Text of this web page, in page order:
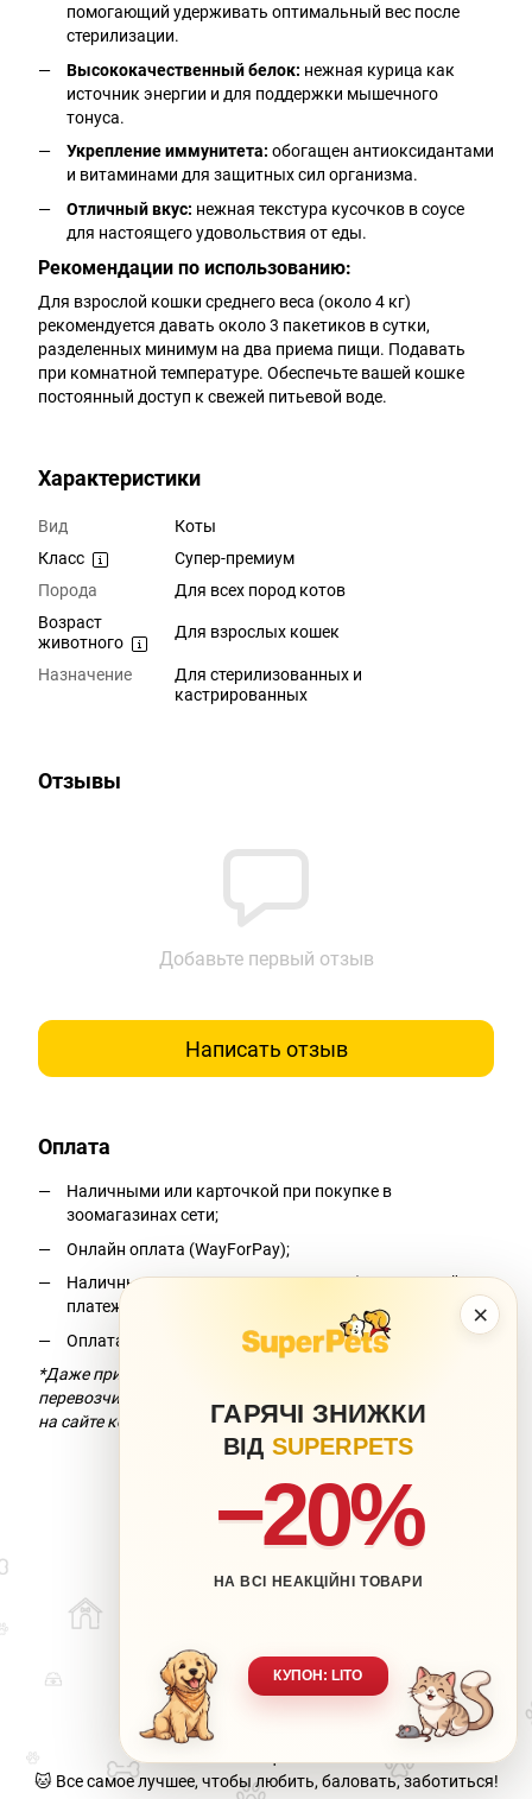
×
ГАРЯЧІ ЗНИЖКИ
ВІД SUPERPETS
−20%
НА ВСІ НЕАКЦІЙНІ ТОВАРИ
КУПОН: LITO
помогающий удерживать оптимальный вес после
стерилизации.
Высококачественный белок: нежная курица как
источник энергии и для поддержки мышечного
тонуса.
Укрепление иммунитета: обогащен антиоксидантами
и витаминами для защитных сил организма.
Отличный вкус: нежная текстура кусочков в соусе
для настоящего удовольствия от еды.
Рекомендации по использованию:
Для взрослой кошки среднего веса (около 4 кг)
рекомендуется давать около 3 пакетиков в сутки,
разделенных минимум на два приема пищи. Подавать
при комнатной температуре. Обеспечьте вашей кошке
постоянный доступ к свежей питьевой воде.
Характеристики
Вид
Коты
Класс
Супер-премиум
Порода
Для всех пород котов
Возраст
животного
Для взрослых кошек
Назначение
Для стерилизованных и
кастрированных
Отзывы
Добавьте первый отзыв
Написать отзыв
Оплата
Наличными или карточкой при покупке в
зоомагазинах сети;
Онлайн оплата (WayForPay);
Наличными при получении на почте (наложенный
платеж);*
Оплата по реквизитам.
*Даже при условии бесплатной доставки компания-
перевозчик взимает комиссию за перевод. Подробнее —
на сайте компании-перевозчика.
063 217-20-99 066 707-11-17
Полная версия сайта
🐱 Все самое лучшее, чтобы любить, баловать, заботиться!